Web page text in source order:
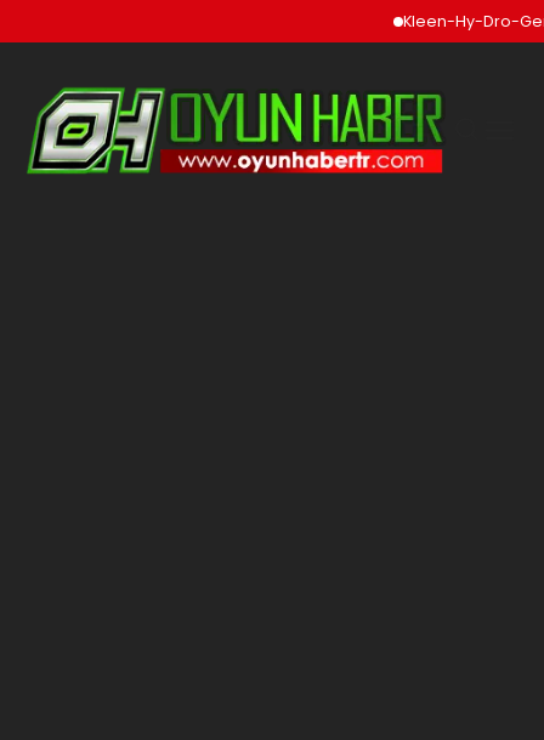
Kleen-Hy-Dro-Gen